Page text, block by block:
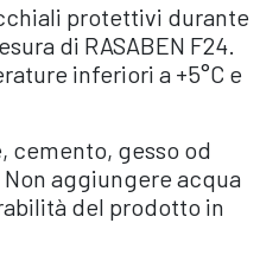
protettivi durante
di RASABEN F24.
inferiori a +5°C e
cemento, gesso od
Non aggiungere acqua
del prodotto in